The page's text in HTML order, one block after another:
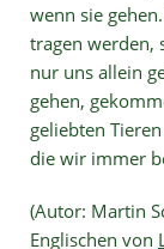
wenn sie
tragen werden,
nur uns allein
gehen,
geliebten
die wir immer
(Autor: Martin
Englischen von